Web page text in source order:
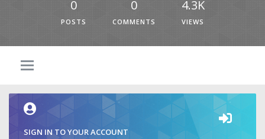
0
POSTS
0
COMMENTS
4.3K
VIEWS
SIGN IN TO YOUR ACCOUNT